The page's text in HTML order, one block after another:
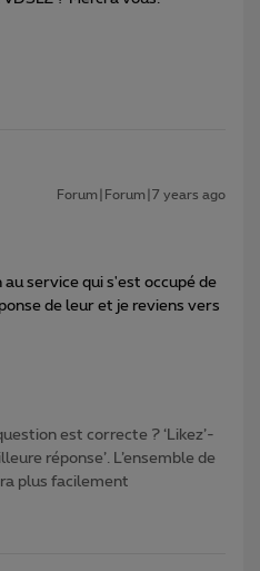
Forum|Forum|7 years ago
service qui s'est occupé de
de leur et je reviens vers
est correcte ? ‘Likez’-
réponse’. L’ensemble de
plus facilement